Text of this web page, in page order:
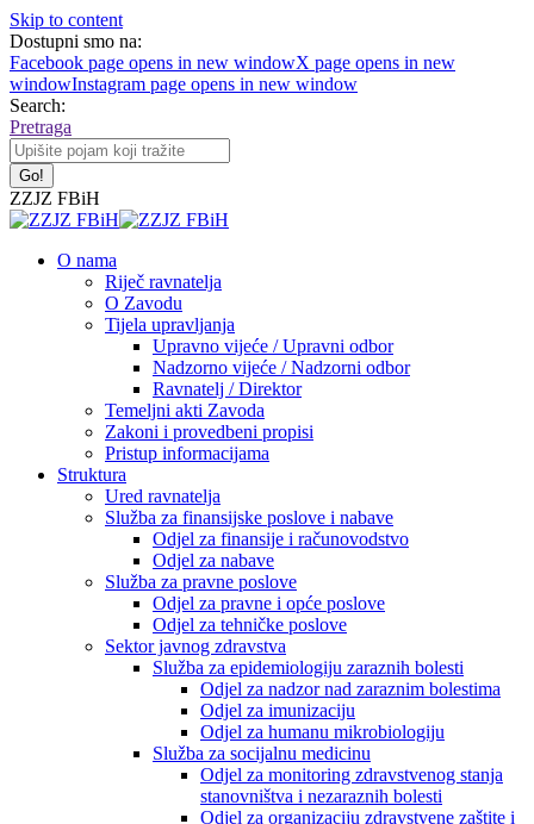
Skip to content
Dostupni smo na:
Facebook page opens in new windowX page opens in new
windowInstagram page opens in new window
Search:
Pretraga
ZZJZ FBiH
O nama
Riječ ravnatelja
O Zavodu
Tijela upravljanja
Upravno vijeće / Upravni odbor
Nadzorno vijeće / Nadzorni odbor
Ravnatelj / Direktor
Temeljni akti Zavoda
Zakoni i provedbeni propisi
Pristup informacijama
Struktura
Ured ravnatelja
Služba za finansijske poslove i nabave
Odjel za finansije i računovodstvo
Odjel za nabave
Služba za pravne poslove
Odjel za pravne i opće poslove
Odjel za tehničke poslove
Sektor javnog zdravstva
Služba za epidemiologiju zaraznih bolesti
Odjel za nadzor nad zaraznim bolestima
Odjel za imunizaciju
Odjel za humanu mikrobiologiju
Služba za socijalnu medicinu
Odjel za monitoring zdravstvenog stanja
stanovništva i nezaraznih bolesti
Odjel za organizaciju zdravstvene zaštite i